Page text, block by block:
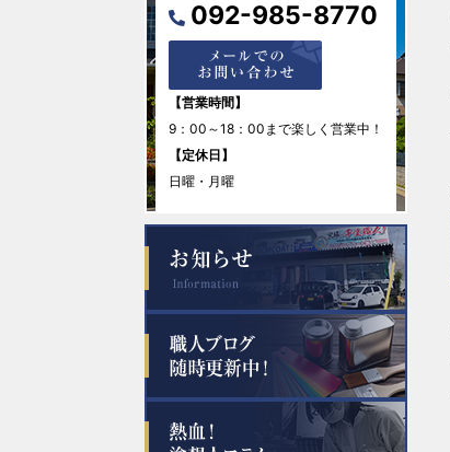
2026年1月
2025年12月
2025年11月
2025年9月
2025年8月
2025年7月
092-985-8770
【営業時間】
9：00～18：00まで楽しく営業中！
【定休日】
日曜・月曜